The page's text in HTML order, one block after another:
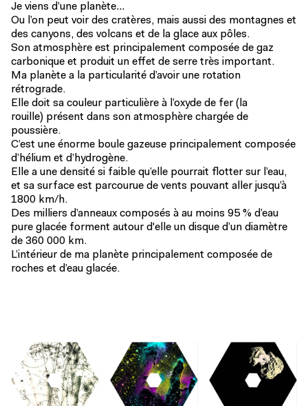
Je viens d’une planète…
Ou l’on peut voir des cratères, mais aussi des montagnes et
des canyons, des volcans et de la glace aux pôles.
Son atmosphère est principalement composée de gaz
carbonique et produit un effet de serre très important.
Ma planète a la particularité d’avoir une rotation
rétrograde.
Elle doit sa couleur particulière à l’oxyde de fer (la
rouille) présent dans son atmosphère chargée de
poussière.
C’est une énorme boule gazeuse principalement composée
d’hélium et d’hydrogène.
Elle a une densité si faible qu’elle pourrait flotter sur l’eau,
et sa surface est parcourue de vents pouvant aller jusqu’à
1800 km/h.
Des milliers d’anneaux composés à au moins 95 % d’eau
pure glacée forment autour d'elle un disque d’un diamètre
de 360 000 km.
L’intérieur de ma planète principalement composée de
roches et d’eau glacée.